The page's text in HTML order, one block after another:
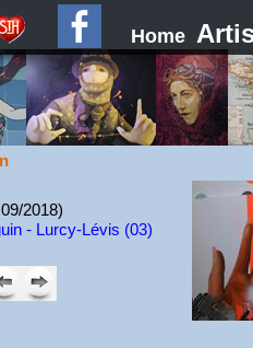
Home
2018)
- Lurcy-Lévis (03)